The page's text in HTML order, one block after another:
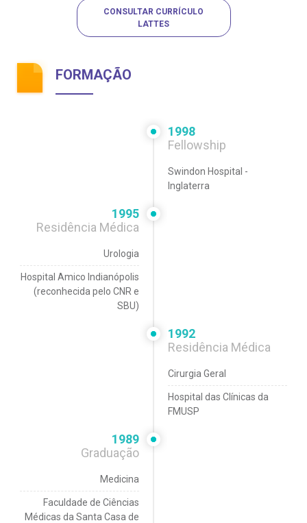
CONSULTAR CURRÍCULO
LATTES
FORMAÇÃO
1998
Fellowship
Swindon Hospital -
Inglaterra
1995
Residência Médica
Urologia
Hospital Amico Indianópolis
(reconhecida pelo CNR e
SBU)
1992
Residência Médica
Cirurgia Geral
Hospital das Clínicas da
FMUSP
1989
Graduação
Medicina
Faculdade de Ciências
Médicas da Santa Casa de